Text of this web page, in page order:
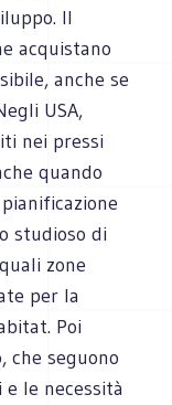
Il
acquistano
anche se
USA,
nei pressi
quando
studioso di
zone
per la
Poi
seguono
le necessità